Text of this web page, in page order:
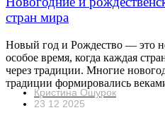
стран мира
Новый год и Рождество — это
особое время, когда каждая
через традиции. Многие
традиции формировались
Кристина Ошурок
23 12 2025